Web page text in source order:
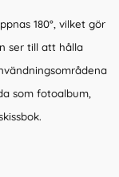
180°, vilket gör
ser till att hålla
som fotoalbum,